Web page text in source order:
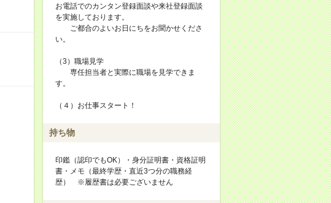
お電話でのカンタン登録面談や来社登録面談
を実施しております。
ご都合のよいお日にちをお聞かせくださ
い。
（3）職場見学
専任担当者と実際に職場を見学できま
す。
（４）お仕事スタート！
持ち物
印鑑（認印でもOK）・身分証明書・資格証明
書・メモ（最終学歴・直近3つ分の職務経
歴） ※履歴書は必要ございません